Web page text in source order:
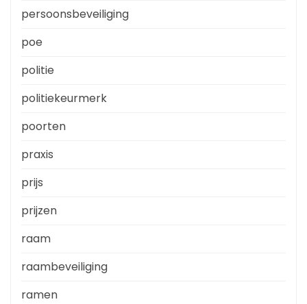
persoonsbeveiliging
poe
politie
politiekeurmerk
poorten
praxis
prijs
prijzen
raam
raambeveiliging
ramen